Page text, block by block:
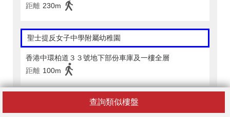
查詢類似樓盤
距離 230m
聖士提反女子中學附屬幼稚園
香港中環柏道３３號地下部份車庫及一樓全層
距離 100m